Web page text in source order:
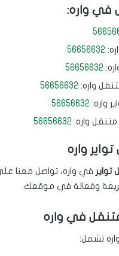
في واره:
56656632
56656632
واره: 56656632
واره: 56656632
واره: 56656632
واره
تواير في واره، تواصل معنا
وفعالة في موقعك.
في واره
تشمل: